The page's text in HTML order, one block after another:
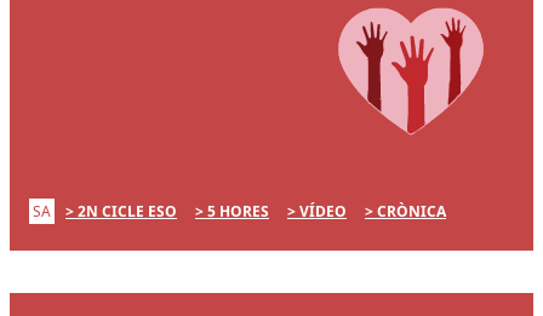
SA 2N CICLE ESO 5 HORES VÍDEO CRÒNICA